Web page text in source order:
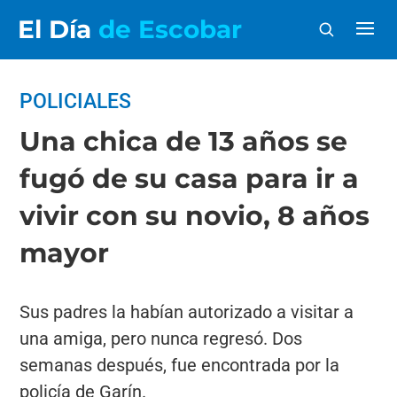
El Día de Escobar
POLICIALES
Una chica de 13 años se
fugó de su casa para ir a
vivir con su novio, 8 años
mayor
Sus padres la habían autorizado a visitar a
una amiga, pero nunca regresó. Dos
semanas después, fue encontrada por la
policía de Garín.